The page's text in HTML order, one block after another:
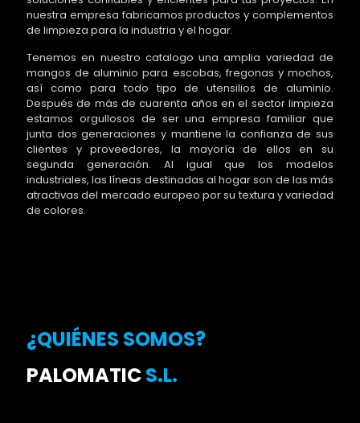
nuestra empresa fabricamos productos y complementos
de limpieza para la industria y el hogar.
Tenemos en nuestro catalogo una amplia variedad de
mangos de aluminio para escobas, fregonas y mochos,
así como para todo tipo de utensilios de aluminio.
Después de más de cuarenta años en el sector limpieza
estamos orgullosos de ser una empresa familiar que
junta dos generaciones y mantiene la confianza de sus
clientes y proveedores, la mayoría de ellos en su
segunda generación. Al igual que los modelos
industriales, las líneas destinadas al hogar son de las más
atractivas del mercado europeo por su textura y variedad
de colores.
¿QUIÉNES SOMOS?
PALOMATICS.L.